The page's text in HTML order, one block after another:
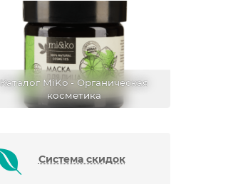
Каталог MiKo - Органическая
косметика
Система скидок